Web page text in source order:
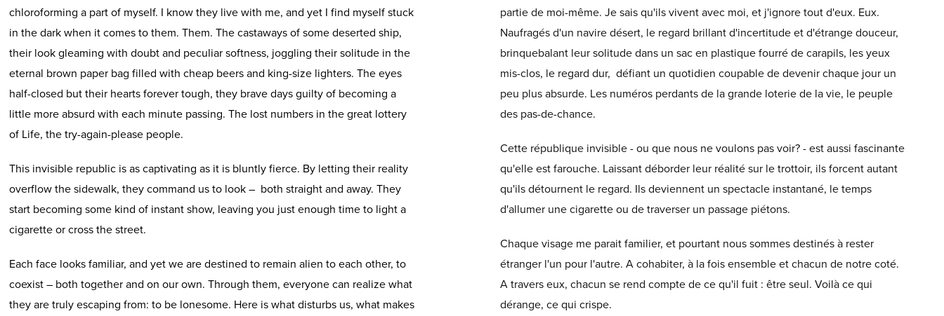
chloroforming a part of myself. I know they live with me, and yet I find myself stuck
in the dark when it comes to them. Them. The castaways of some deserted ship,
their look gleaming with doubt and peculiar softness, joggling their solitude in the
eternal brown paper bag filled with cheap beers and king-size lighters. The eyes
half-closed but their hearts forever tough, they brave days guilty of becoming a
little more absurd with each minute passing. The lost numbers in the great lottery
of Life, the try-again-please people.
This invisible republic is as captivating as it is bluntly fierce. By letting their reality
overflow the sidewalk, they command us to look – both straight and away. They
start becoming some kind of instant show, leaving you just enough time to light a
cigarette or cross the street.
Each face looks familiar, and yet we are destined to remain alien to each other, to
coexist – both together and on our own. Through them, everyone can realize what
they are truly escaping from: to be lonesome. Here is what disturbs us, what makes
partie de moi-même. Je sais qu'ils vivent avec moi, et j'ignore tout d'eux. Eux.
Naufragés d'un navire désert, le regard brillant d'incertitude et d'étrange douceur,
brinquebalant leur solitude dans un sac en plastique fourré de carapils, les yeux
mis-clos, le regard dur, défiant un quotidien coupable de devenir chaque jour un
peu plus absurde. Les numéros perdants de la grande loterie de la vie, le peuple
des pas-de-chance.
Cette république invisible - ou que nous ne voulons pas voir? - est aussi fascinante
qu'elle est farouche. Laissant déborder leur réalité sur le trottoir, ils forcent autant
qu'ils détournent le regard. Ils deviennent un spectacle instantané, le temps
d'allumer une cigarette ou de traverser un passage piétons.
Chaque visage me parait familier, et pourtant nous sommes destinés à rester
étranger l'un pour l'autre. A cohabiter, à la fois ensemble et chacun de notre coté.
A travers eux, chacun se rend compte de ce qu'il fuit : être seul. Voilà ce qui
dérange, ce qui crispe.